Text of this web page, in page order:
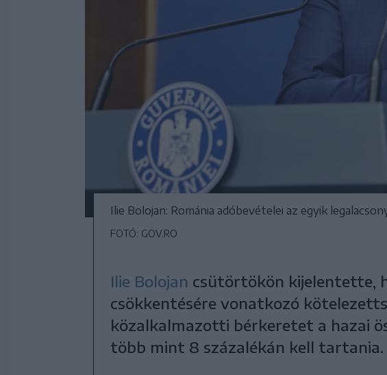
Ilie Bolojan: Románia adóbevételei az egyik
FOTÓ: GOV.RO
Ilie Bolojan csütörtökön kijelentette,
csökkentésére vonatkozó
közalkalmazotti bérkeretet a hazai
több mint 8 százalékán kell tartania.